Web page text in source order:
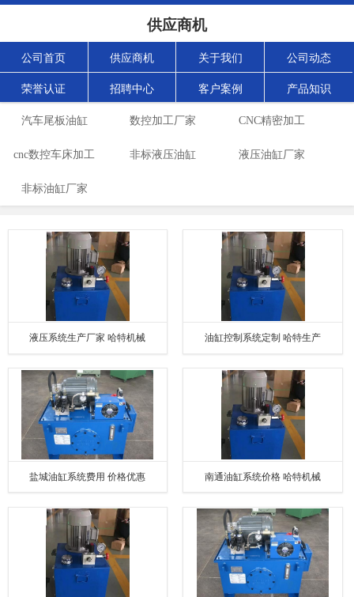
供应商机
公司首页 供应商机 关于我们 公司动态
荣誉认证 招聘中心 客户案例 产品知识
汽车尾板油缸 数控加工厂家 CNC精密加工
cnc数控车床加工
厂
非标液压油缸 液压油缸厂家
非标油缸厂家
液压系统生产厂家 哈特机械 油缸控制系统定制 哈特生产
盐城油缸系统费用 价格优惠 南通油缸系统价格 哈特机械